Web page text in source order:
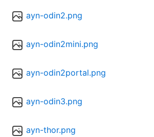
ayn-odin2.png
ayn-odin2mini.png
ayn-odin2portal.png
ayn-odin3.png
ayn-thor.png